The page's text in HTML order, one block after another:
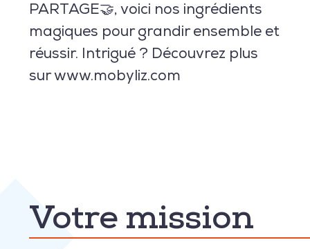
PARTAGE🤝, voici nos ingrédients
magiques pour grandir ensemble et
réussir. Intrigué ? Découvrez plus
sur www.mobyliz.com
Votre mission